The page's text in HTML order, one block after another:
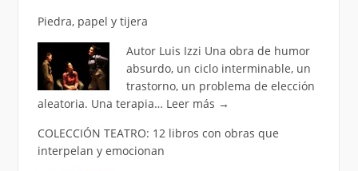
Piedra, papel y tijera
Autor Luis Izzi Una obra de humor
absurdo, un ciclo interminable, un
trastorno, un problema de elección
aleatoria. Una terapia… Leer más →
COLECCIÓN TEATRO: 12 libros con obras que
interpelan y emocionan